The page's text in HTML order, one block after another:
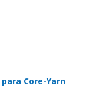
Core-Yarn